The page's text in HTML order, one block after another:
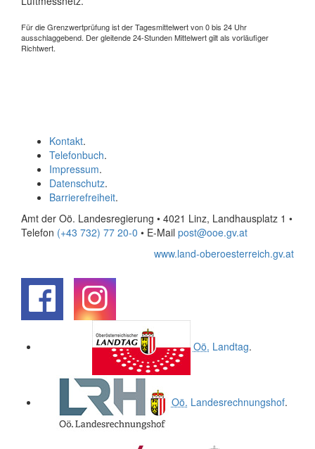
Für die Grenzwertprüfung ist der Tagesmittelwert von 0 bis 24 Uhr
ausschlaggebend. Der gleitende 24-Stunden Mittelwert gilt als vorläufiger
Richtwert.
Kontakt.
Telefonbuch.
Impressum.
Datenschutz.
Barrierefreiheit.
Amt der Oö. Landesregierung • 4021 Linz, Landhausplatz 1 •
Telefon (+43 732) 77 20-0 • E-Mail post@ooe.gv.at
www.land-oberoesterreich.gv.at
Oö. Landtag.
Oö. Landesrechnungshof.